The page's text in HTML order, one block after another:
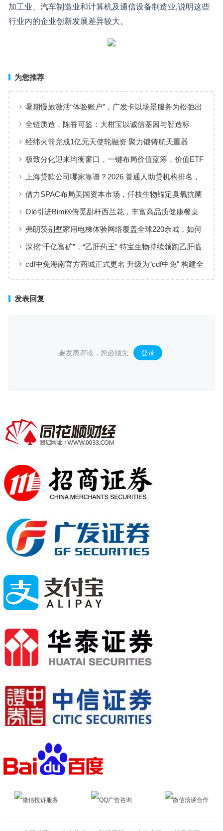
加工业、汽车制造业和计算机及通信设备制造业,说明这些
行业内的企业创新发展差异较大。
为您推荐
暑期慢旅激活“体验账户”，广发卡以场景服务为松弛出
行添彩
全链质造，陈香可鉴：大柑宝以诚信基因与智造标
准，定义新会陈皮高质量发展
经纬火箭完成1亿元天使轮融资 聚力锻铸航天重器
极致分化迎来均衡窗口，一键布局价值蓝筹，价值ETF
华夏火热开售
上海贷款公司哪家靠谱？2026 普通人助贷机构排名，
工薪族借钱选择指南
借力SPAC布局美国资本市场，仟枝生物锚定臭氧抗菌
黄金赛道
Olé引进Bimi®倍觅甜杆西兰花，丰富高品质健康餐桌
新选择
弗朗茨别墅家用电梯体验网络覆盖全球220余城，如何
实现高效服务响应
深挖“千亿富矿”，“乙肝药王” 特宝生物持续领跑乙肝临
床治愈
cdf中免海南官方商城正式更名 升级为“cdf中免” 构建全
发表回复
要发表评论，您必须先 登录 。
微信投诉服务 QQ广告咨询 微信洽谈合作